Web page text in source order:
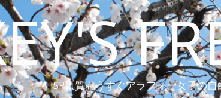
HSP気質もうすぐアラフォー女子の